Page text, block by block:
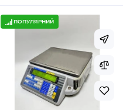
ПОПУЛЯРНИЙ